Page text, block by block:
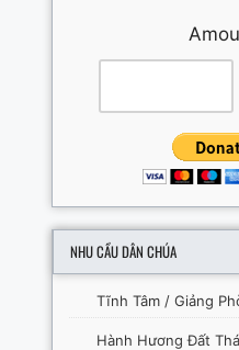
NHU CẦU DÂN CHÚA
Tĩnh Tâm / Giảng
Hành Hương Đất